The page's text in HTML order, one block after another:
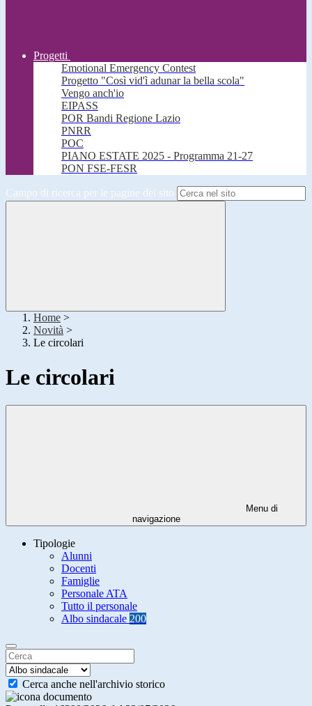
Progetti
Emotional Emergency Contest
Progetto "Così vid'ì adunar la bella scola"
Vengo anch'io
EIPASS
POR Bandi Regione Lazio
PNRR
POC
PIANO ESTATE 2025 - Programma 21-27
PON FSE-FESR
Campo di ricerca per le pagine del sito
Home >
Novità >
Le circolari
Le circolari
Menu di
navigazione
Tipologie
Alunni
Docenti
Famiglie
Personale ATA
Tutto il personale
Albo sindacale 200
Cerca anche nell'archivio storico